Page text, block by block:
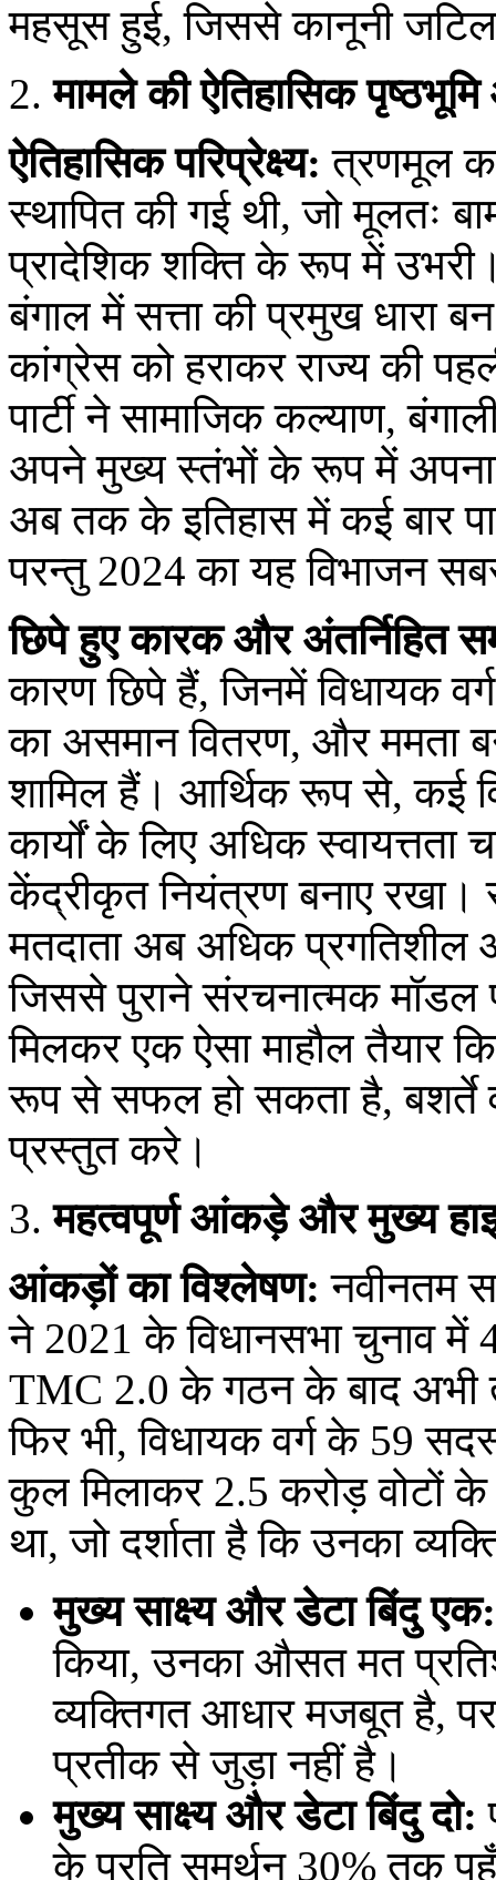
महसूस हुई, जिससे कानूनी
मामले की ऐतिहासिक
ऐतिहासिक परिप्रेक्ष्य: त्रणमूल
स्थापित की गई थी, जो मूलतः
प्रादेशिक शक्ति के रूप में उभरी।
बंगाल में सत्ता की प्रमुख धारा
कांग्रेस को हराकर राज्य की
पार्टी ने सामाजिक कल्याण,
अपने मुख्य स्तंभों के रूप में
अब तक के इतिहास में कई बार
परन्तु 2024 का यह विभाजन
छिपे हुए कारक और अंतर्निहित
कारण छिपे हैं, जिनमें विधायक
का असमान वितरण, और ममता
शामिल हैं। आर्थिक रूप से, कई
कार्यों के लिए अधिक स्वायत्तता
केंद्रीकृत नियंत्रण बनाए रखा।
मतदाता अब अधिक प्रगतिशील
जिससे पुराने संरचनात्मक मॉडल
मिलकर एक ऐसा माहौल तैयार
रूप से सफल हो सकता है, बशर्ते
प्रस्तुत करे।
महत्वपूर्ण आंकड़े और मुख्य
आंकड़ों का विश्लेषण: नवीनतम
ने 2021 के विधानसभा चुनाव में
TMC 2.0 के गठन के बाद अभी
फिर भी, विधायक वर्ग के 59
कुल मिलाकर 2.5 करोड़ वोटों के
था, जो दर्शाता है कि उनका
मुख्य साक्ष्य और डेटा बिंदु एक:
किया, उनका औसत मत
व्यक्तिगत आधार मजबूत है,
प्रतीक से जुड़ा नहीं है।
मुख्य साक्ष्य और डेटा बिंदु दो:
के प्रति समर्थन 30% तक